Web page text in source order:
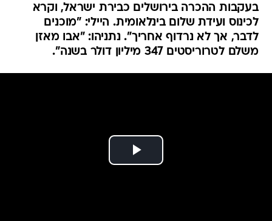
בעקבות ההכרה בירושלים כבירת ישראל, וקרא
לכינוס ועידת שלום בינלאומית. היילי: "מוכנים
לדבר, אך לא נרדוף אחריך". נתניהו: "אבו מאזן
משלם לטרוריסטים 347 מיליון דולר בשנה".